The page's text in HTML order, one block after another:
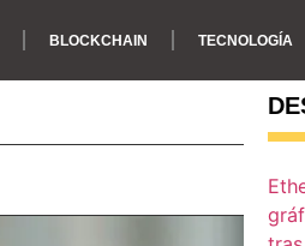
BLOCKCHAIN TECNOLOGÍA